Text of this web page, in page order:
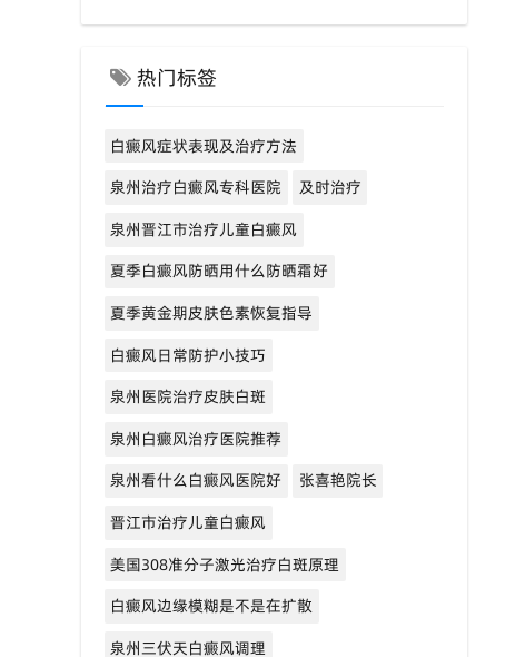
热门标签
白癜风症状表现及治疗方法
泉州治疗白癜风专科医院
及时治疗
泉州晋江市治疗儿童白癜风
夏季白癜风防晒用什么防晒霜好
夏季黄金期皮肤色素恢复指导
白癜风日常防护小技巧
泉州医院治疗皮肤白斑
泉州白癜风治疗医院推荐
泉州看什么白癜风医院好
张喜艳院长
晋江市治疗儿童白癜风
美国308准分子激光治疗白斑原理
白癜风边缘模糊是不是在扩散
泉州三伏天白癜风调理